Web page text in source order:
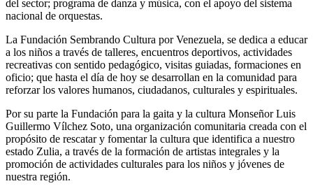
del sector; programa de danza y música, con el apoyo del sistema
nacional de orquestas.
La Fundación Sembrando Cultura por Venezuela, se dedica a educar
a los niños a través de talleres, encuentros deportivos, actividades
recreativas con sentido pedagógico, visitas guiadas, formaciones en
oficio; que hasta el día de hoy se desarrollan en la comunidad para
reforzar los valores humanos, ciudadanos, culturales y espirituales.
Por su parte la Fundación para la gaita y la cultura Monseñor Luis
Guillermo Vílchez Soto, una organización comunitaria creada con el
propósito de rescatar y fomentar la cultura que identifica a nuestro
estado Zulia, a través de la formación de artistas integrales y la
promoción de actividades culturales para los niños y jóvenes de
nuestra región.